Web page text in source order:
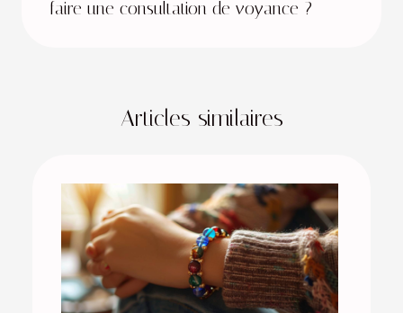
faire une consultation de voyance ?
Articles similaires